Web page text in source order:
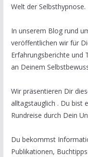
Welt der Selbsthypnose.
In unserem Blog rund
veröffentlichen wir für
Erfahrungsberichte und
an Deinem
Wir präsentieren Dir
alltagstauglich . Du bist
Rundreise durch Dein
Du bekommst
Publikationen,